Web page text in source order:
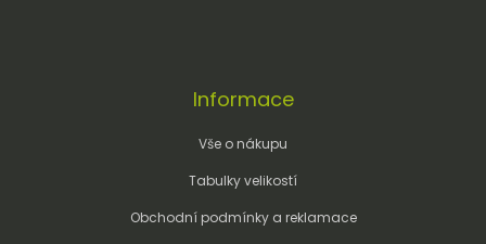
Informace
Vše o nákupu
Tabulky velikostí
Obchodní podmínky a reklamace